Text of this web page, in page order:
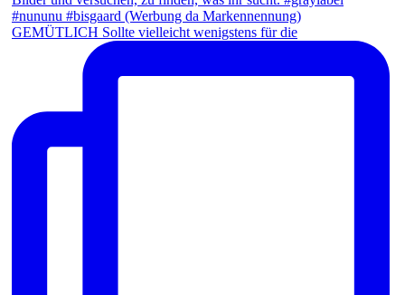
GEMÜTLICH Sollte vielleicht wenigstens für die